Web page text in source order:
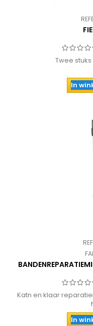
Twee
In
Katn en klaar
In